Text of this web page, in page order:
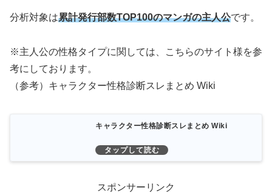
分析対象は累計発行部数TOP100のマンガの主人公です。
※主人公の性格タイプに関しては、こちらのサイト様を参
考にしております。
（参考）キャラクター性格診断スレまとめ Wiki
キャラクター性格診断スレまとめ Wiki
スポンサーリンク